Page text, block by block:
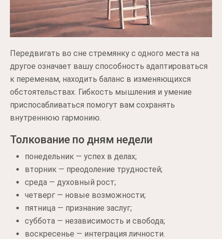
Передвигать во сне стремянку с одного места на
другое означает вашу способность адаптироваться
к переменам, находить баланс в изменяющихся
обстоятельствах. Гибкость мышления и умение
приспосабливаться помогут вам сохранять
внутреннюю гармонию.
Толкование по дням недели
понедельник — успех в делах;
вторник — преодоление трудностей;
среда — духовный рост;
четверг — новые возможности;
пятница — признание заслуг;
суббота — независимость и свобода;
воскресенье — интеграция личности.